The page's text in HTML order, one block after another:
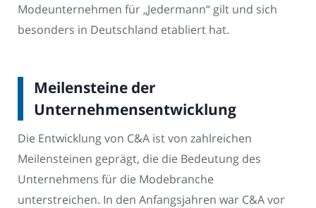
Modeunternehmen für „Jedermann“ gilt und sich
besonders in Deutschland etabliert hat.
Meilensteine der
Unternehmensentwicklung
Die Entwicklung von C&A ist von zahlreichen
Meilensteinen geprägt, die die Bedeutung des
Unternehmens für die Modebranche
unterstreichen. In den Anfangsjahren war C&A vor